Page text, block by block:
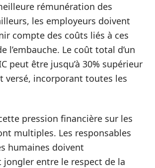
rémunération des
les employeurs doivent
compte des coûts liés à ces
l’embauche. Le coût total d’un
peut être jusqu’à 30% supérieur
versé, incorporant toutes les
pression financière sur les
multiples. Les responsables
humaines doivent
entre le respect de la